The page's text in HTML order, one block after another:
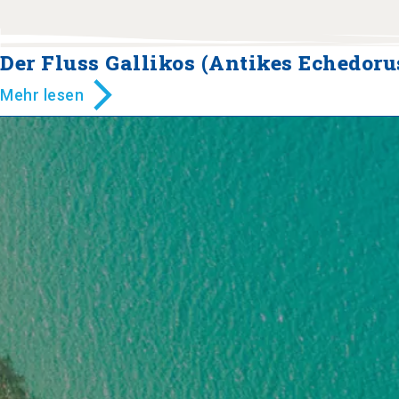
Der Fluss Gallikos (Antikes
Mehr lesen